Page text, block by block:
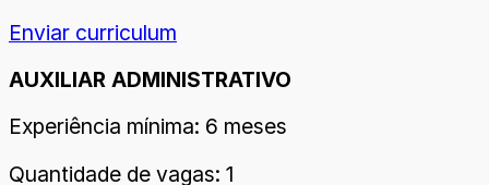
Enviar curriculum
AUXILIAR ADMINISTRATIVO
Experiência mínima: 6 meses
Quantidade de vagas: 1